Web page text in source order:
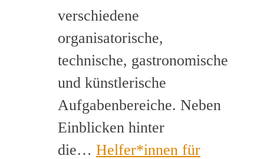
verschiedene
organisatorische,
technische, gastronomische
und künstlerische
Aufgabenbereiche. Neben
Einblicken hinter
die… Helfer*innen für